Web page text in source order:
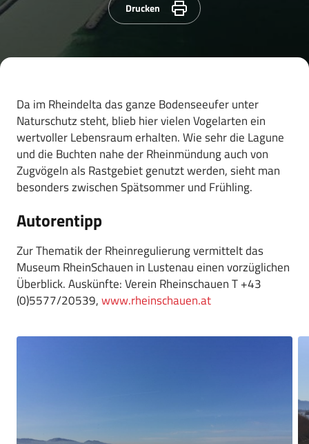
Drucken
Da im Rheindelta das ganze Bodenseeufer unter
Naturschutz steht, blieb hier vielen Vogelarten ein
wertvoller Lebensraum erhalten. Wie sehr die Lagune
und die Buchten nahe der Rheinmündung auch von
Zugvögeln als Rastgebiet genutzt werden, sieht man
besonders zwischen Spätsommer und Frühling.
Autorentipp
Zur Thematik der Rheinregulierung vermittelt das
Museum RheinSchauen in Lustenau einen vorzüglichen
Überblick. Auskünfte: Verein Rheinschauen T +43
(0)5577/20539,www.rheinschauen.at